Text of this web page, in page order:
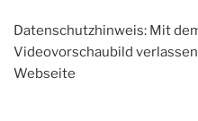
Datenschutzhinweis: Mit
Videovorschaubild
Webseite